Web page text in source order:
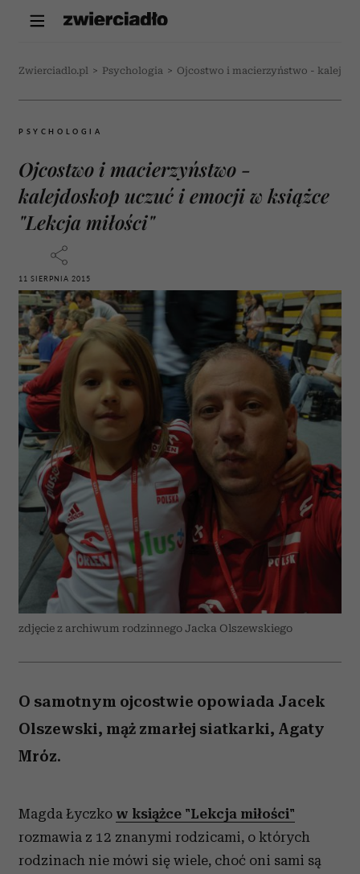
Zwierciadlo.pl > Psychologia > Ojcostwo i macierzyństwo -
PSYCHOLOGIA
Ojcostwo i macierzyństwo -
kalejdoskop uczuć i emocji w książce
"Lekcja miłości"
11 SIERPNIA 2015
zdjęcie z archiwum rodzinnego Jacka Olszewskiego
O samotnym ojcostwie opowiada Jacek
Olszewski, mąż zmarłej siatkarki, Agaty
Mróz.
Magda Łyczko w książce "Lekcja miłości"
rozmawia z 12 znanymi rodzicami, o których
rodzinach nie mówi się wiele, choć oni sami są